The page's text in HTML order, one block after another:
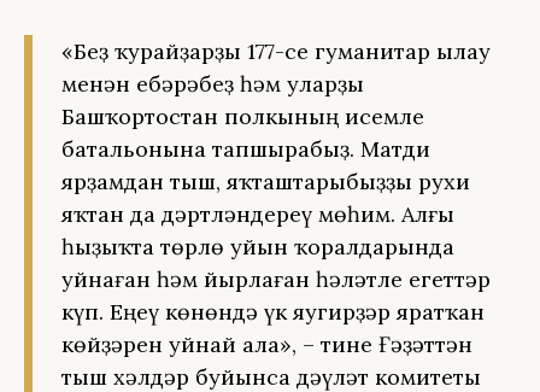
«Беҙ ҡурайҙарҙы 177-се гуманитар ылау
менән ебәрәбеҙ һәм уларҙы
Башҡортостан полкының исемле
батальонына тапшырабыҙ. Матди
ярҙамдан тыш, яҡташтарыбыҙҙы рухи
яҡтан да дәртләндереү мөһим. Алғы
һыҙыҡта төрлө уйын ҡоралдарында
уйнаған һәм йырлаған һәләтле егеттәр
күп. Еңеү көнөндә үк яугирҙәр яратҡан
көйҙәрен уйнай ала», – тине Ғәҙәттән
тыш хәлдәр буйынса дәүләт комитеты